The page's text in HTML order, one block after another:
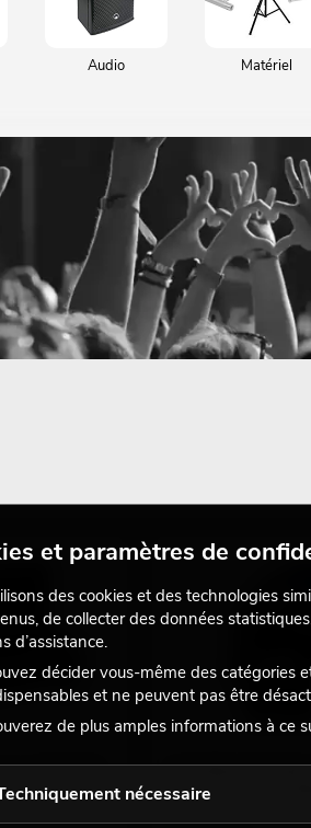
Audio Matériel
HIGHLINE
wheels
FUTURELIGHT
Moving Head Spot/
et paramètres de
des cookies et des technologies
de collecter des données
d’assistance.
décider vous-même des catégories
et ne peuvent pas être
de plus amples informations à ce
nécessaire